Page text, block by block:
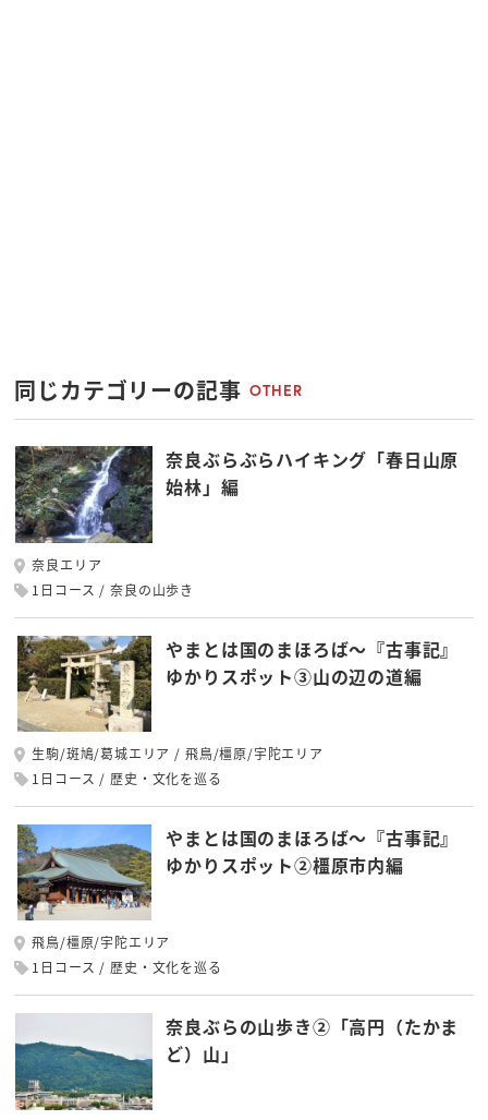
同じカテゴリーの記事 OTHER
奈良ぶらぶらハイキング「春日山原
始林」編
奈良エリア
1日コース
奈良の山歩き
やまとは国のまほろば～『古事記』
ゆかりスポット③山の辺の道編
生駒/斑鳩/葛城エリア
飛鳥/橿原/宇陀エリア
1日コース
歴史・文化を巡る
やまとは国のまほろば～『古事記』
ゆかりスポット②橿原市内編
飛鳥/橿原/宇陀エリア
1日コース
歴史・文化を巡る
奈良ぶらの山歩き②「高円（たかま
ど）山」